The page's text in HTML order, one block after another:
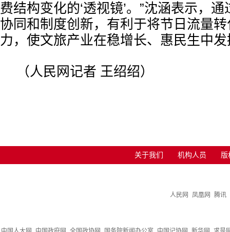
费结构变化的‘透视镜’。”沈涵表示，
协同和制度创新，有利于将节日流量
力，使文旅产业在稳增长、惠民生中
（人民网记者 王绍绍）
关于我们 机构人员 版
人民网 凤凰网 腾讯